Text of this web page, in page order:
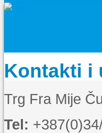
Kontakti i
Trg Fra Mije
Tel: